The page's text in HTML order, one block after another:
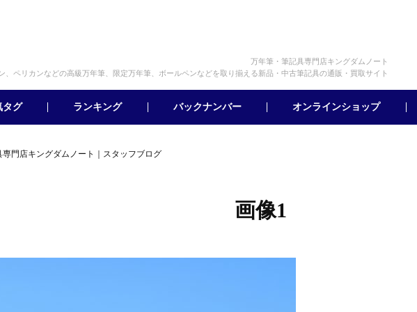
万年筆・筆記具専門店キングダムノート
、ペリカンなどの高級万年筆、限定万年筆、ボールペンなどを取り揃える新品・中古筆記具の通販・買取サイト
タグ ランキング バックナンバー オンラインショップ
専門店キングダムノート｜スタッフブログ
画像1